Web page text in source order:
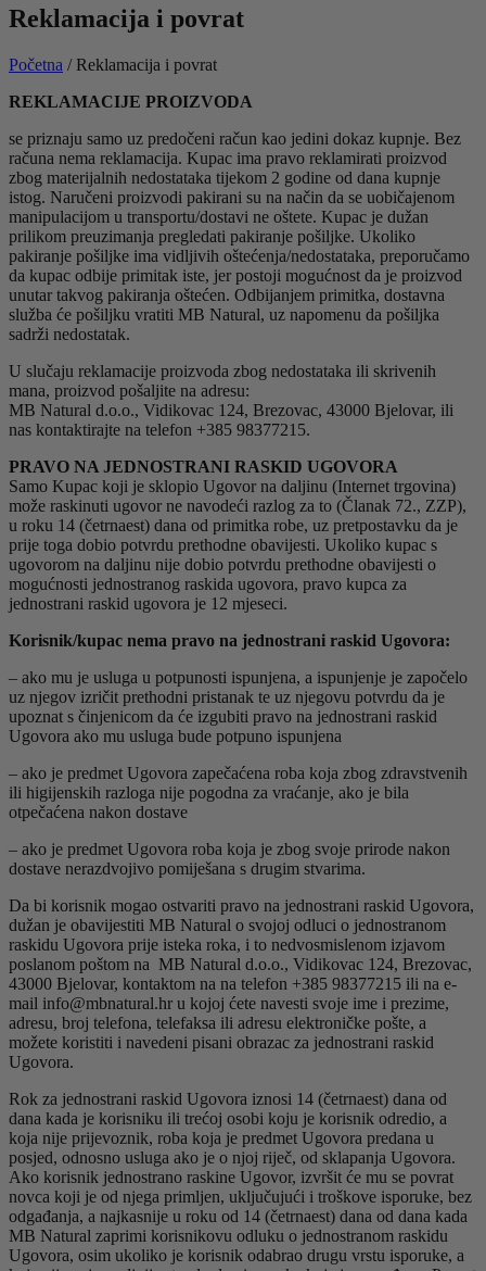
Reklamacija i povrat
Početna / Reklamacija i povrat
REKLAMACIJE PROIZVODA
se priznaju samo uz predočeni račun kao jedini dokaz kupnje. Bez
računa nema reklamacija. Kupac ima pravo reklamirati proizvod
zbog materijalnih nedostataka tijekom 2 godine od dana kupnje
istog. Naručeni proizvodi pakirani su na način da se uobičajenom
manipulacijom u transportu/dostavi ne oštete. Kupac je dužan
prilikom preuzimanja pregledati pakiranje pošiljke. Ukoliko
pakiranje pošiljke ima vidljivih oštećenja/nedostataka, preporučamo
da kupac odbije primitak iste, jer postoji mogućnost da je proizvod
unutar takvog pakiranja oštećen. Odbijanjem primitka, dostavna
služba će pošiljku vratiti MB Natural, uz napomenu da pošiljka
sadrži nedostatak.
U slučaju reklamacije proizvoda zbog nedostataka ili skrivenih
mana, proizvod pošaljite na adresu:
MB Natural d.o.o., Vidikovac 124, Brezovac, 43000 Bjelovar, ili
nas kontaktirajte na telefon +385 98377215.
PRAVO NA JEDNOSTRANI RASKID UGOVORA
Samo Kupac koji je sklopio Ugovor na daljinu (Internet trgovina)
može raskinuti ugovor ne navodeći razlog za to (Članak 72., ZZP),
u roku 14 (četrnaest) dana od primitka robe, uz pretpostavku da je
prije toga dobio potvrdu prethodne obavijesti. Ukoliko kupac s
ugovorom na daljinu nije dobio potvrdu prethodne obavijesti o
mogućnosti jednostranog raskida ugovora, pravo kupca za
jednostrani raskid ugovora je 12 mjeseci.
Korisnik/kupac nema pravo na jednostrani raskid Ugovora:
– ako mu je usluga u potpunosti ispunjena, a ispunjenje je započelo
uz njegov izričit prethodni pristanak te uz njegovu potvrdu da je
upoznat s činjenicom da će izgubiti pravo na jednostrani raskid
Ugovora ako mu usluga bude potpuno ispunjena
– ako je predmet Ugovora zapečaćena roba koja zbog zdravstvenih
ili higijenskih razloga nije pogodna za vraćanje, ako je bila
otpečaćena nakon dostave
– ako je predmet Ugovora roba koja je zbog svoje prirode nakon
dostave nerazdvojivo pomiješana s drugim stvarima.
Da bi korisnik mogao ostvariti pravo na jednostrani raskid Ugovora,
dužan je obavijestiti MB Natural o svojoj odluci o jednostranom
raskidu Ugovora prije isteka roka, i to nedvosmislenom izjavom
poslanom poštom na MB Natural d.o.o., Vidikovac 124, Brezovac,
43000 Bjelovar, kontaktom na na telefon +385 98377215 ili na e-
mail info@mbnatural.hr u kojoj ćete navesti svoje ime i prezime,
adresu, broj telefona, telefaksa ili adresu elektroničke pošte, a
možete koristiti i navedeni pisani obrazac za jednostrani raskid
Ugovora.
Rok za jednostrani raskid Ugovora iznosi 14 (četrnaest) dana od
dana kada je korisniku ili trećoj osobi koju je korisnik odredio, a
koja nije prijevoznik, roba koja je predmet Ugovora predana u
posjed, odnosno usluga ako je o njoj riječ, od sklapanja Ugovora.
Ako korisnik jednostrano raskine Ugovor, izvršit će mu se povrat
novca koji je od njega primljen, uključujući i troškove isporuke, bez
odgađanja, a najkasnije u roku od 14 (četrnaest) dana od dana kada
MB Natural zaprimi korisnikovu odluku o jednostranom raskidu
Ugovora, osim ukoliko je korisnik odabrao drugu vrstu isporuke, a